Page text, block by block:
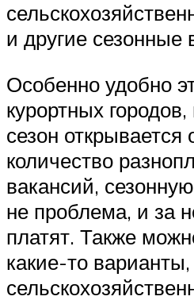
и другие сезонные
Особенно удобно
курортных
сезон открывается
количество
вакансий,
не проблема, и за
платят. Также
какие-то